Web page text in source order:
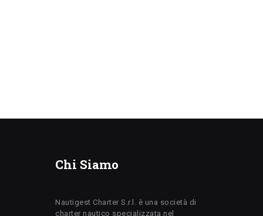
Chi Siamo
Nautigest Charter S.r.l. è una società di
charter nautico specializzata nel